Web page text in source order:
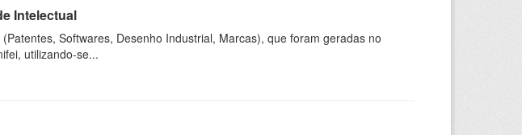
Intelectual
Softwares, Desenho Industrial, Marcas), que foram geradas no
utilizando-se...